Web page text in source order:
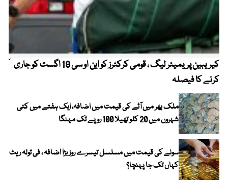
کیریبین پریمیئر لیگ ، قومی کرکٹرز کو این او سی 19 اگست کو جاری
کرنے کا فیصلہ
ملک بھر میں آٹے کی قیمت میں اضافہ، ایک ہفتے میں کئی
شہروں میں 20 کلو تھیلا 100 روپے تک مہنگا
سونے کی قیمت میں مسلسل تیسرے روز بڑا اضافہ ، فی تولہ ریٹ
کہاں تک جا پہنچا؟